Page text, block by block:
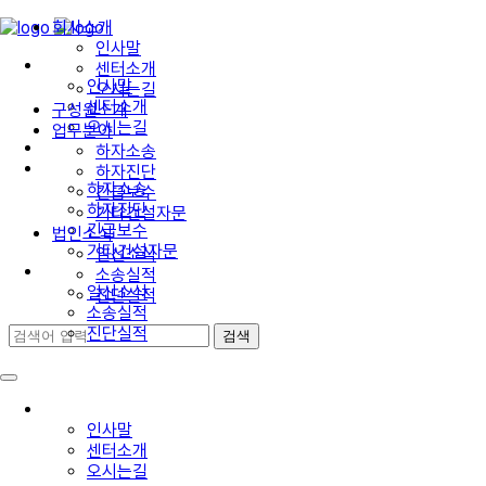
회사소개
인사말
센터소개
오시는길
구성원소개
업무분야
하자소송
하자진단
긴급보수
기타건설자문
법인소식
일신소식
소송실적
진단실적
인사말
센터소개
오시는길
회사소개
인사말
센터소개
오시는길
구성원소개
업무분야
하자소송
하자진단
긴급보수
기타건설자문
법인소식
일신소식
소송실적
진단실적